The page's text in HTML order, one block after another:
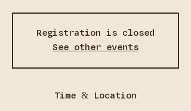
Registration is closed
See other events
Time & Location